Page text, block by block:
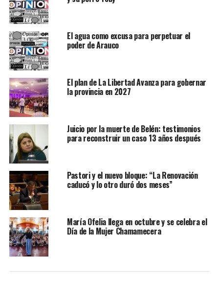
El agua como excusa para perpetuar el
poder de Arauco
El plan de La Libertad Avanza para gobernar
la provincia en 2027
Juicio por la muerte de Belén: testimonios
para reconstruir un caso 13 años después
Pastori y el nuevo bloque: “La Renovación
caducó y lo otro duró dos meses”
María Ofelia llega en octubre y se celebra el
Día de la Mujer Chamamecera